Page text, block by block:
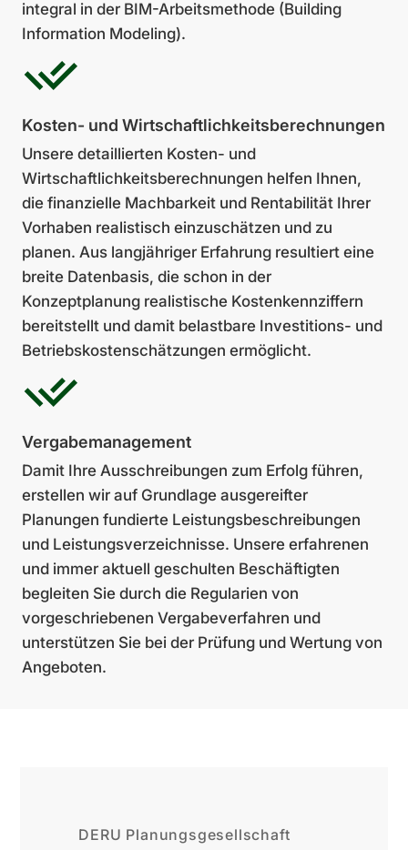
integral in der BIM-Arbeitsmethode (Building
Information Modeling).
Kosten- und Wirtschaft­lichkeitsberechnungen
Unsere detaillierten Kosten- und
Wirtschaftlichkeits­berechnungen helfen Ihnen,
die finanzielle Machbarkeit und Rentabilität Ihrer
Vorhaben realistisch einzuschätzen und zu
planen. Aus langjähriger Erfahrung resultiert eine
breite Datenbasis, die schon in der
Konzeptplanung realistische Kostenkennziffern
bereitstellt und damit belastbare Investitions- und
Betriebskostenschätzungen ermöglicht.
Vergabemanagement
Damit Ihre Ausschreibungen zum Erfolg führen,
erstellen wir auf Grundlage ausgereifter
Planungen fundierte Leistungsbeschreibungen
und Leistungsverzeichnisse. Unsere erfahrenen
und immer aktuell geschulten Beschäftigten
begleiten Sie durch die Regularien von
vorgeschriebenen Vergabeverfahren und
unterstützen Sie bei der Prüfung und Wertung von
Angeboten.
DERU Planungsgesellschaft